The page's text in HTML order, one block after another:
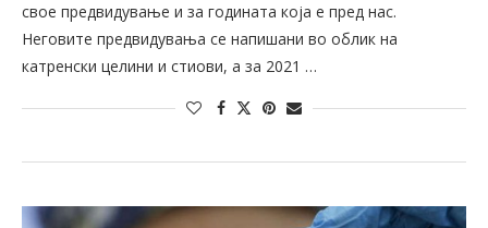
свое предвидување и за годината која е пред нас.
Неговите предвидувања се напишани во облик на
катренски целини и стиови, а за 2021 …